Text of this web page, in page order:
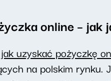
online – jak
uzyskać pożyczkę
na polskim